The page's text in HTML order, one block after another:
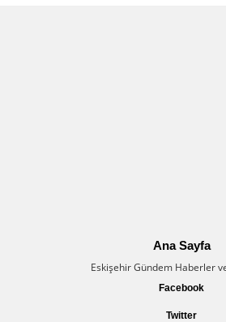
Ana Sayfa
Eskişehir Gündem Haberler
Facebook
Twitter